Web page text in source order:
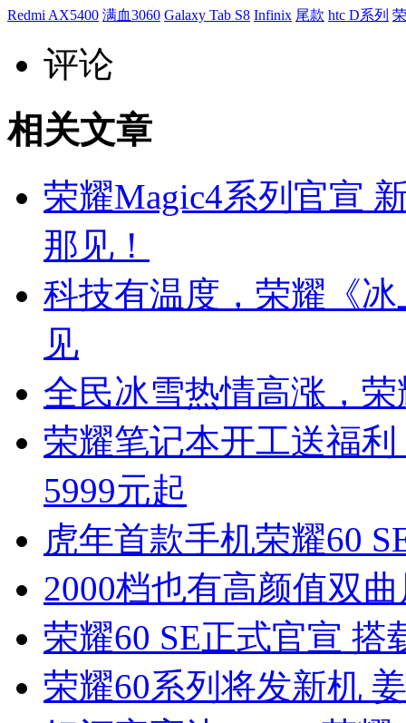
Redmi AX5400 满血3060 Galaxy Tab S8 Infinix 尾款 htc D系列
评论
相关文章
荣耀Magic4系列官宣
那见！
科技有温度，荣耀《
见
全民冰雪热情高涨，
荣耀笔记本开工送福利
5999元起
虎年首款手机荣耀60
2000档也有高颜值双
荣耀60 SE正式官宣 搭
荣耀60系列将发新机